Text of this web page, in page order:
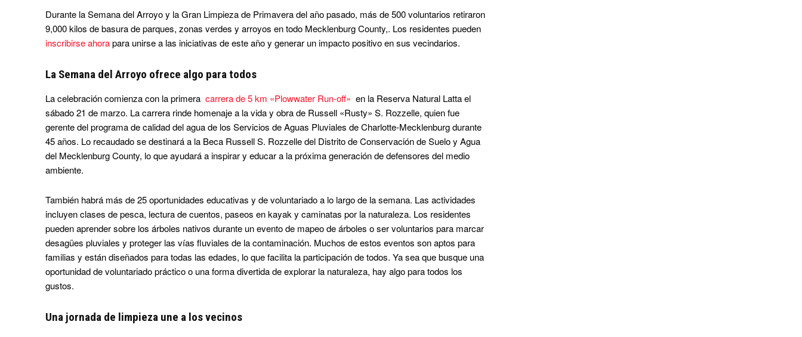
Durante la Semana del Arroyo y la Gran Limpieza de Primavera del año pasado, más de 500 voluntarios retiraron
9,000 kilos de basura de parques, zonas verdes y arroyos en todo Mecklenburg County,. Los residentes pueden
inscribirse ahorapara unirse a las iniciativas de este año y generar un impacto positivo en sus vecindarios.
La Semana del Arroyo ofrece algo para todos
La celebración comienza con la primera carrera de 5 km «Plowwater Run-off» en la Reserva Natural Latta el
sábado 21 de marzo. La carrera rinde homenaje a la vida y obra de Russell «Rusty» S. Rozzelle, quien fue
gerente del programa de calidad del agua de los Servicios de Aguas Pluviales de Charlotte-Mecklenburg durante
45 años. Lo recaudado se destinará a la Beca Russell S. Rozzelle del Distrito de Conservación de Suelo y Agua
del Mecklenburg County, lo que ayudará a inspirar y educar a la próxima generación de defensores del medio
ambiente.
También habrá más de 25 oportunidades educativas y de voluntariado a lo largo de la semana. Las actividades
incluyen clases de pesca, lectura de cuentos, paseos en kayak y caminatas por la naturaleza. Los residentes
pueden aprender sobre los árboles nativos durante un evento de mapeo de árboles o ser voluntarios para marcar
desagües pluviales y proteger las vías fluviales de la contaminación. Muchos de estos eventos son aptos para
familias y están diseñados para todas las edades, lo que facilita la participación de todos. Ya sea que busque una
oportunidad de voluntariado práctico o una forma divertida de explorar la naturaleza, hay algo para todos los
gustos.
Una jornada de limpieza une a los vecinos